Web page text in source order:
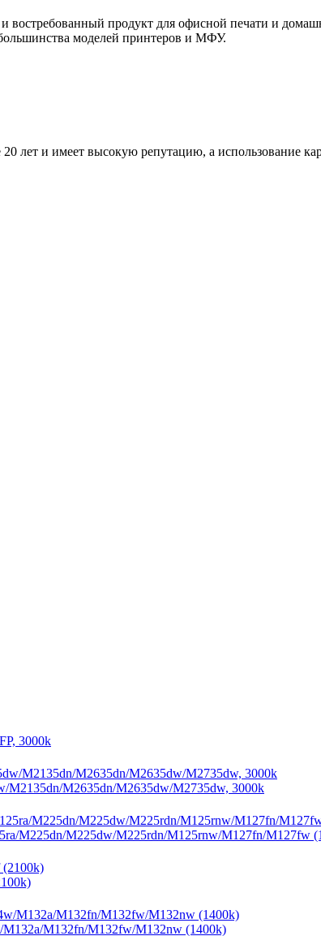
продукт для офисной печати и
моделей принтеров и МФУ.
20 лет и имеет высокую репутацию, а использование
3000k
M2135dn/M2635dn/M2635dw/M2735dw, 3000k
M225dn/M225dw/M225rdn/M125rnw/M127fn/M127fw
M132fn/M132fw/M132nw (1400k)